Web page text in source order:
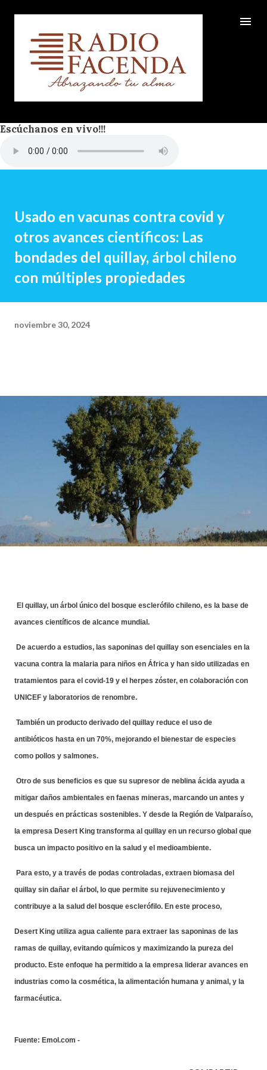
Ir al contenido principal
Escúchanos en vivo!!!
Usado en vacunas contra covid y
otros avances científicos: Las
bondades del quillay, árbol chileno
con múltiples propiedades
noviembre 30, 2024
El quillay, un árbol único del bosque esclerófilo chileno, es la base de
avances científicos de alcance mundial.
De acuerdo a estudios, las saponinas del quillay son esenciales en la
vacuna contra la malaria para niños en África y han sido utilizadas en
tratamientos para el covid-19 y el herpes zóster, en colaboración con
UNICEF y laboratorios de renombre.
También un producto derivado del quillay reduce el uso de
antibióticos hasta en un 70%, mejorando el bienestar de especies
como pollos y salmones.
Otro de sus beneficios es que su supresor de neblina ácida ayuda a
mitigar daños ambientales en faenas mineras, marcando un antes y
un después en prácticas sostenibles. Y desde la Región de Valparaíso,
la empresa Desert King transforma al quillay en un recurso global que
busca un impacto positivo en la salud y el medioambiente.
Para esto, y a través de podas controladas, extraen biomasa del
quillay sin dañar el árbol, lo que permite su rejuvenecimiento y
contribuye a la salud del bosque esclerófilo. En este proceso,
Desert King utiliza agua caliente para extraer las saponinas de las
ramas de quillay, evitando químicos y maximizando la pureza del
producto. Este enfoque ha permitido a la empresa liderar avances en
industrias como la cosmética, la alimentación humana y animal, y la
farmacéutica.
Fuente: Emol.com -